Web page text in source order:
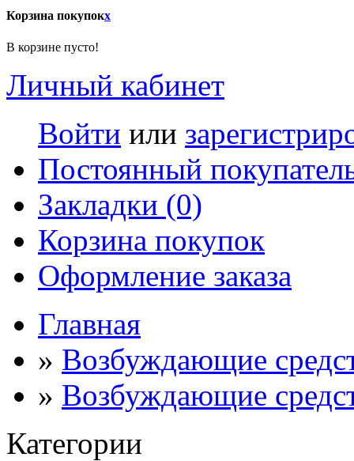
Корзина покупокx
В корзине пусто!
Личный кабинет
Войти или
Постоянный
Закладки (0)
Корзина покупок
Оформление заказа
Главная
» Возбуждающие
» Возбуждающие
Категории